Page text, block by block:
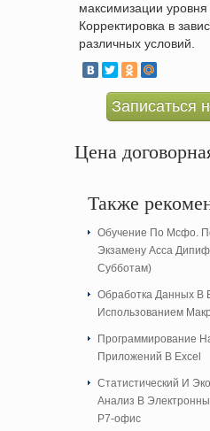
максимизации уровня
Корректировка в
различных условий.
Записаться
Цена
Также
Обучение По Мсфо.
Экзамену Асса
Субботам)
Обработка Данных В
Использованием
Программирование
Приложений В Excel
Cтатистический И
Анализ В
Р7-офис